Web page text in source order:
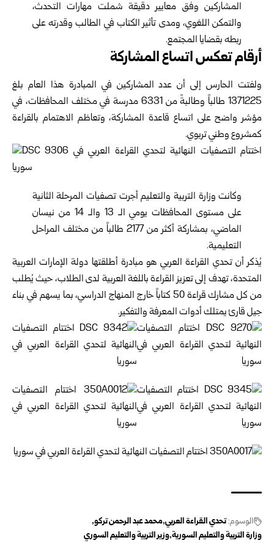
المشاركين وفق معايير دقيقة شملت مهارات التحدث،
والتمكن اللغوي، ومدى تأثير الكتاب في الطالب وقدرته على
ربطه بقضايا المجتمع.
أرقام تعكس اتساع المشاركة
ولفتت الحارس إلى أن عدد المشاركين في المبادرة هذا العام بلغ
1371225 طالباً وطالبةً من 6331 مدرسة في مختلف المحافظات، في
مؤشر واضح على اتساع قاعدة المشاركة، وتعاظم الاهتمام بالقراءة
كمشروع وطني تربوي.
وكانت وزارة التربية والتعليم أجرت تصفيات المرحلة الثانية
على مستوى المحافظات يومي الـ 13 والـ 14 من نيسان
الماضي، بمشاركة أكثر من 2177 طالباً من مختلف المراحل
التعليمية.
يُذكر أن تحدي القراءة العربي هو مبادرة أطلقتها دولة الإمارات العربية
المتحدة، تهدف إلى تعزيز القراءة باللغة العربية لدى الطلاب، حيث يُطلب
من كل مشارك قراءة 50 كتاباً خارج المنهاج الدراسي، بما يسهم في بناء
جيل قارئ يمتلك أدوات المعرفة والتفكير.
الوسوم:تحدي القراءة العربي محمد عبد الرحمن تركو
وزارة التربية والتعليم السورية وزير التربية والتعليم السوري